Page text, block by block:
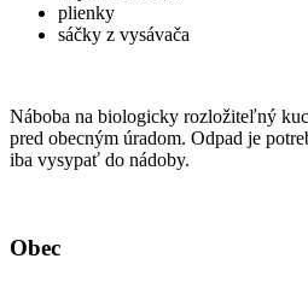
plienky
sáčky z vysávača
Náboba na biologicky rozložiteľný
pred obecným úradom. Odpad je
iba vysypať do nádoby.
Obec